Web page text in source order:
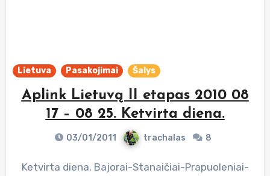
Lietuva Pasakojimai Šalys
Aplink Lietuvą II etapas 2010 08
17 – 08 25. Ketvirta diena.
03/01/2011 trachalas 8
Ketvirta diena. Bajorai-Stanaičiai-Prapuoleniai-